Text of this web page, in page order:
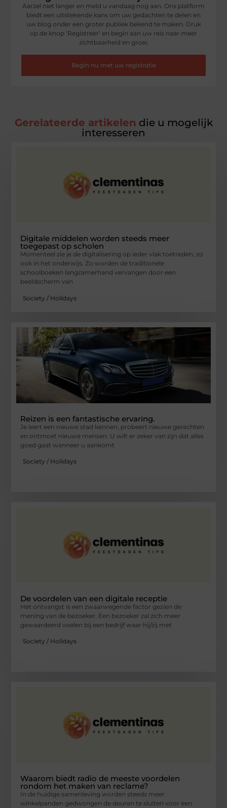
Aarzel niet langer en meld u vandaag nog aan. Ons platform
biedt een uitstekende kans om uw gedachten te delen en
uw blog onder een groter publiek bekend te maken. Druk
op de knop ‘Registreer’ en begin aan uw reis naar meer
zichtbaarheid en groei.
Begin nu met uw registratie
Gerelateerde artikelen die u mogelijk
interesseren
Digitale middelen worden steeds meer
toegepast op scholen
Momenteel zie je de digitalisering op ieder vlak toetreden, zo
ook in het onderwijs. Zo worden de traditionele
schoolboeken langzamerhand vervangen door een
beeldscherm van
Society / Holidays
Reizen is een fantastische ervaring.
Je leert een nieuwe stad kennen, probeert nieuwe gerechten
en ontmoet nieuwe mensen. U wilt er zeker van zijn dat alles
goed gaat wanneer u aankomt
Society / Holidays
De voordelen van een digitale receptie
Het ontvangst is een zwaarwegende factor gezien de
mening van de bezoeker. Een bezoeker zal zich meer
gewaardeerd voelen bij een bedrijf waar hij/zij met
Society / Holidays
Waarom biedt radio de meeste voordelen
rondom het maken van reclame?
In de huidige samenleving worden steeds meer
winkelpanden gedwongen de deuren te sluiten voor een